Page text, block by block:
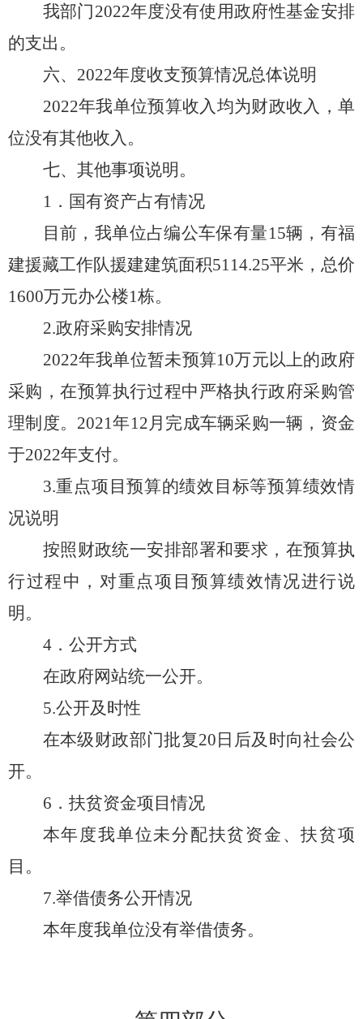
我部门2022年度没有使用政府性基金安排
的支出 。
六、 2022年度收支预算情况总体说明
2022年我单位预算收入均为财政收入，单
位没有其他收入。
七、其他事项说明。
1．国有资产占有情况
目前，我单位占编公车保有量1 5辆，有福
建援藏工作队援建建筑面积5114.25平米，总价
1600万元办公楼1栋。
2.政府采购安排情况
2022年我单位暂未预算10万元以上的政府
采购，在预算执行过程中 严格执行政府采购管
理制度。 2021年12月完成车辆采购一辆，资金
于2022年支付。
3.重点项目预算的绩效目标等预算绩效情
况说明
按照财政统一安排部署和要求，在预算执
行过程中，对重点项目预算绩效情况进行说
明。
4．公开方式
在政府网站统一公开。
5.公开及时性
在本级财政部门批复20日后及时向社会公
开。
6．扶贫资金项目情况
本年度我单位未分配扶贫资金、扶贫项
目。
7.举借债务公开情况
本年度我单位没有举借债务。